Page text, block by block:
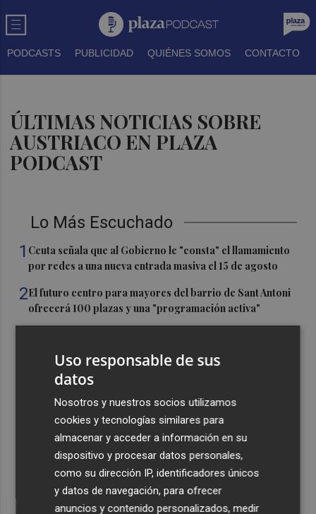
PODCASTS PUBLICIDAD QUIÉNES SOMOS CONTACTO
ÚLTIMAS NOTICIAS SOBRE
AUSTRIACO EN PLAZA
PODCAST
Lo Más Escuchado
1 Ceuta señala que al Gobierno le "consta" el llamamiento
por redes a una nueva entrada masiva el 15 de agosto
2El futuro centro para mayores del barrio de Sant Antoni
ofrecerá 100 plazas y una "programación activa"
España 2025
su lema 'No juzgamos'
El Consorcio movilizará 182 bomberos el día del eclipse
y recomienda evitar zonas forestales
Uso responsable de sus
datos
Nosotros y nuestros socios utilizamos
cookies y tecnologías similares para
almacenar y acceder a información en su
dispositivo y procesar datos personales,
como su dirección IP, identificadores únicos
y datos de navegación, para ofrecer
anuncios y contenido personalizados, medir